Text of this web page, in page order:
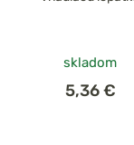
skladom
5,36 €